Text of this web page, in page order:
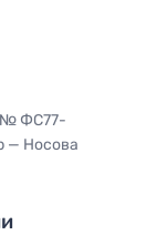
№ ФС77-
— Носова